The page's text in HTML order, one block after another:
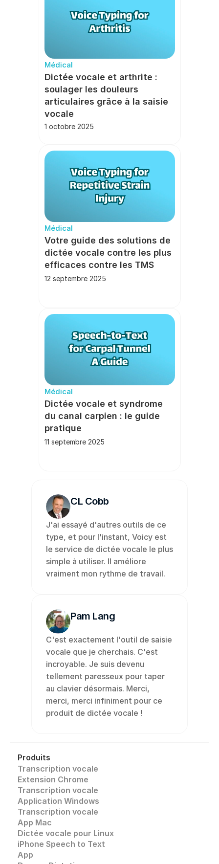
Médical
Dictée vocale et arthrite :
soulager les douleurs
articulaires grâce à la saisie
vocale
1 octobre 2025
Médical
Votre guide des solutions de
dictée vocale contre les plus
efficaces contre les TMS
12 septembre 2025
Médical
Dictée vocale et syndrome
du canal carpien : le guide
pratique
11 septembre 2025
CL Cobb
J'ai essayé d'autres outils de ce
type, et pour l'instant, Voicy est
le service de dictée vocale le plus
simple à utiliser. Il améliore
vraiment mon rythme de travail.
Pam Lang
C'est exactement l'outil de saisie
vocale que je cherchais. C'est
incroyable. Je suis devenu
tellement paresseux pour taper
au clavier désormais. Merci,
merci, merci infiniment pour ce
produit de dictée vocale !
Produits
Transcription vocale
Extension Chrome
Transcription vocale
Application Windows
Transcription vocale
App Mac
Dictée vocale pour Linux
iPhone Speech to Text
App